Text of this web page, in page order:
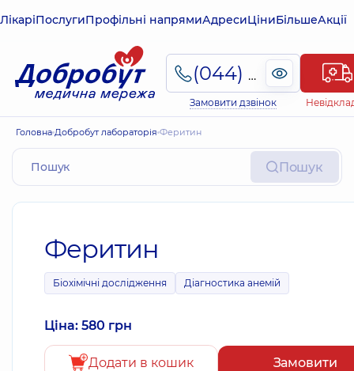
ЛікаріПослугиПрофільні напрямиАдресиЦіниБільшеАкції
(044) 495-2-888
Замовити дзвінок
Головна Добробут лабораторія Феритин
Пошук
Феритин
Біохімічні дослідження Діагностика анемій
Ціна: 580 грн
Додати в кошик Замовити